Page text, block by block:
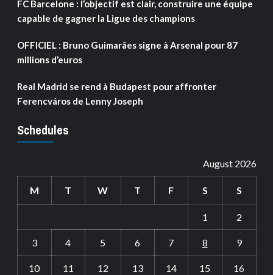
FC Barcelone : l’objectif est clair, construire une équipe
capable de gagner la Ligue des champions
OFFICIEL : Bruno Guimarães signe à Arsenal pour 87
millions d’euros
Real Madrid se rend à Budapest pour affronter
Ferencváros de Lenny Joseph
Schedules
August 2026
M T W T F S S
1 2
3 4 5 6 7 8 9
10 11 12 13 14 15 16